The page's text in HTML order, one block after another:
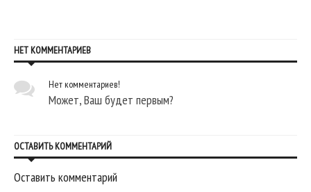
НЕТ КОММЕНТАРИЕВ
Нет комментариев!
Может, Ваш будет первым?
ОСТАВИТЬ КОММЕНТАРИЙ
Оставить комментарий